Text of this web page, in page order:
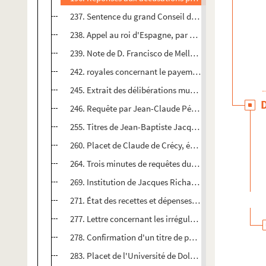
237. Sentence du grand Conseil de Malines
238. Appel au roi d'Espagne, par Pétrey de Champvans
239. Note de D. Francisco de Mello, gouverneur
242. royales concernant le payement des gages de
245. Extrait des délibérations municipales de
246. Requête par Jean-Claude Pétremand pour être
255. Titres de Jean-Baptiste Jacquet, résident de
260. Placet de Claude de Crécy, énumérant les
264. Trois minutes de requêtes du baron de
269. Institution de Jacques Richard de Chauvirey en
271. État des recettes et dépenses publiques de la
277. Lettre concernant les irrégularités de Vincent
278. Confirmation d'un titre de pension accordée à
283. Placet de l'Université de Dole contre les